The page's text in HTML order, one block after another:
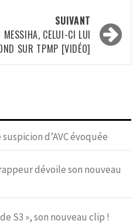
SUIVANT
CELUI-CI LUI
SUR TPMP [VIDÉO]
d’AVC évoquée
dévoile son nouveau
S3 », son nouveau clip !